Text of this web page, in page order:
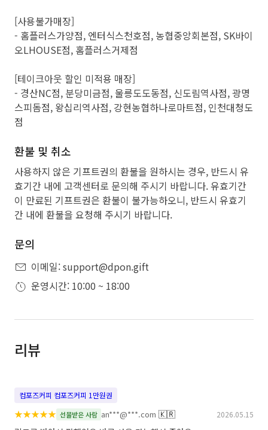
[사용불가매장]
- 홈플러스가양점, 엔터식스천호점, 농협중앙회본점, SK바이
오LHOUSE점, 홈플러스거제점
[테이크아웃 할인 미적용 매장]
- 경산NC점, 분당미금점, 울릉도도동점, 신도림역사점, 광명
스피돔점, 왕십리역사점, 강현농협하나로마트점, 인천대청도
점
환불 및 취소
사용하지 않은 기프트권의 환불을 원하시는 경우, 반드시 유
효기간 내에 고객센터로 문의해 주시기 바랍니다. 유효기간
이 만료된 기프트권은 환불이 불가능하오니, 반드시 유효기
간 내에 환불을 요청해 주시기 바랍니다.
문의
이메일: support@dpon.gift
운영시간: 10:00 ~ 18:00
리뷰
컴포즈커피 컴포즈커피 1만원권
★★★★★ 선물받은 사람 an***@***.com 🇰🇷 2026.05.15